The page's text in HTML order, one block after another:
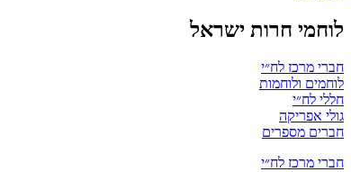
לוחמי חרות ישראל
חברי מרכז לח״י
לוחמים ולוחמות
חללי לח״י
גולי אפריקה
חברים מספרים
חברי מרכז לח״י